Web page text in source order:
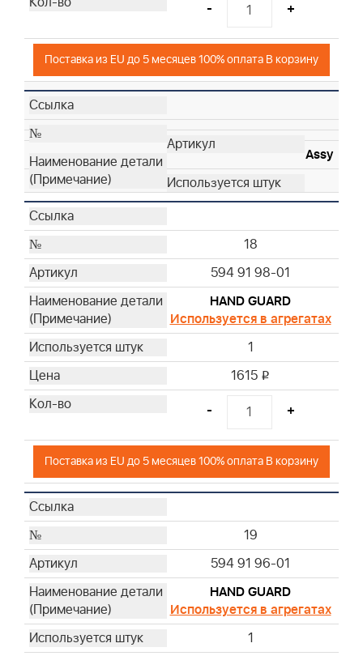
- +
Поставка из EU до 5 месяцев 100% оплата В корзину
Assy
18
594 91 98-01
HAND GUARD
Используется в агрегатах
1
1615 i
- +
Поставка из EU до 5 месяцев 100% оплата В корзину
19
594 91 96-01
HAND GUARD
Используется в агрегатах
1